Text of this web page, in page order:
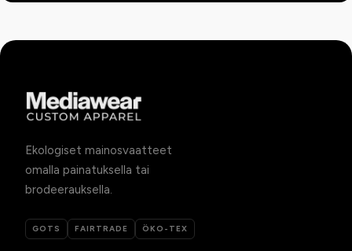
Ekologiset mainosvaatteet
omalla painatuksella tai
brodeerauksella.
GOTS FAIRTRADE ÖKO-TEX